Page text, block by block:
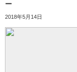
ー
2018年5月14日